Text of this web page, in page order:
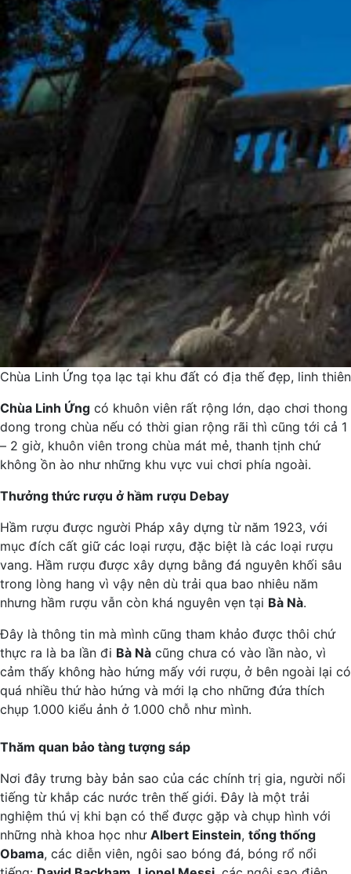
Chùa Linh Ứng tọa lạc tại khu đất có địa thế đẹp, linh
Chùa Linh Ứng có khuôn viên rất rộng lớn, dạo chơi thong
dong trong chùa nếu có thời gian rộng rãi thì cũng tới cả 1
– 2 giờ, khuôn viên trong chùa mát mẻ, thanh tịnh chứ
không ồn ào như những khu vực vui chơi phía ngoài.
Thưởng thức rượu ở hầm rượu Debay
Hầm rượu được người Pháp xây dựng từ năm 1923, với
mục đích cất giữ các loại rượu, đặc biệt là các loại rượu
vang. Hầm rượu được xây dựng bằng đá nguyên khối sâu
trong lòng hang vì vậy nên dù trải qua bao nhiêu năm
nhưng hầm rượu vẫn còn khá nguyên vẹn tại Bà Nà.
Đây là thông tin mà mình cũng tham khảo được thôi chứ
thực ra là ba lần đi Bà Nà cũng chưa có vào lần nào, vì
cảm thấy không hào hứng mấy với rượu, ở bên ngoài lại có
quá nhiều thứ hào hứng và mới lạ cho những đứa thích
chụp 1.000 kiểu ảnh ở 1.000 chỗ như mình.
Thăm quan bảo tàng tượng sáp
Nơi đây trưng bày bản sao của các chính trị gia, người nổi
tiếng từ khắp các nước trên thế giới. Đây là một trải
nghiệm thú vị khi bạn có thể được gặp và chụp hình với
những nhà khoa học như Albert Einstein, tổng thống
Obama, các diễn viên, ngôi sao bóng đá, bóng rổ nổi